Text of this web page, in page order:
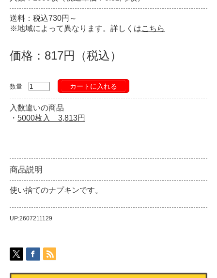
送料：税込730円～
※地域によって異なります。詳しくはこちら
価格：817円（税込）
数量 カートに入れる
入数違いの商品
・ 5000枚入 3,813円
商品説明
使い捨てのナプキンです。
UP:2607211129